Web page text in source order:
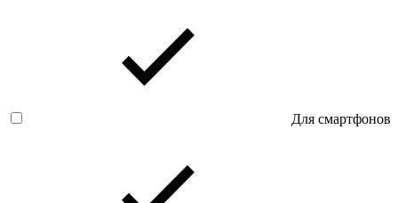
Для смартфонов